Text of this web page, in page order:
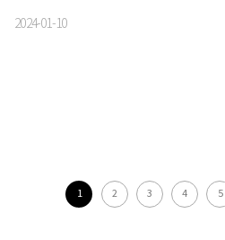
2024-01-10
1 2 3 4 5